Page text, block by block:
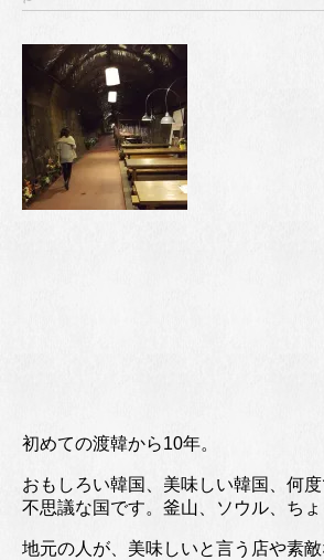
初めての渡韓から10年。
おもしろい韓国、美味しい韓国、何
不思議な国です。釜山、ソウル、ちょ
地元の人が、美味しいと言う店や素